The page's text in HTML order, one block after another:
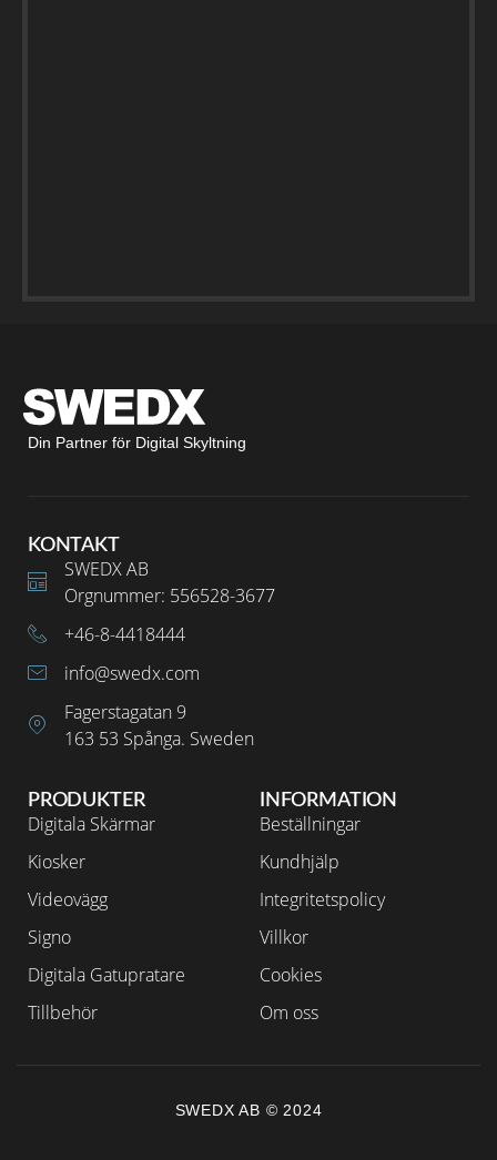
Din Partner för Digital Skyltning
INFORMATION
Beställningar
Kundhjälp
Integritetspolicy
Villkor
Cookies
Om oss
PRODUKTER
Digitala Skärmar
Kiosker
Videovägg
Signo
Digitala Gatupratare
Tillbehör
KONTAKT
SWEDX AB
Orgnummer: 556528-3677
+46-8-4418444
info@swedx.com
Fagerstagatan 9
163 53 Spånga. Sweden
SWEDX AB © 2024